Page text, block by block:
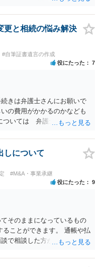
更と相続の悩み解決
#自筆証書遺言の作成
役にたった 7
きは弁護士さんにお願いで
の費用がかかるのかなども
ついては 弁護士と直接面談
ごちゃごちゃ考えず、自分
・お子さんの事をまで含め良
言えば当然のことです。 彼
字は変えたくない・・・養
なります。 しかし 彼は成人
、全て平等にしたいと希
。 ・・・婚姻前の契約 あ
る方法はあります。 弁護
しについて
#M&A・事業承継
役にたった 9
そのままになっているもの
ることができます。 通帳や払
で相談した方がよいと思い